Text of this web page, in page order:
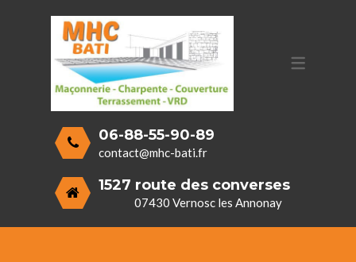
SERVICES
MAÇONNERIE GÉNÉRALE
CHARPENTE ET COUVERTURE
TERRASSEMENT
V.R.D. (VOIRIES ET RÉSEAUX DIVERS)
06-88-55-90-89
contact@mhc-bati.fr
1527 route des converses
07430 Vernosc les Annonay